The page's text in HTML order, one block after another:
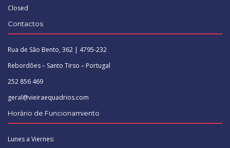
Closed
Contactos
Rua de São Bento, 362 | 4795-232
Rebordões – Santo Tirso – Portugal
252 856 469
geral@vieiraequadrios.com
Horário de Funcionamiento
Lunes a Viernes: